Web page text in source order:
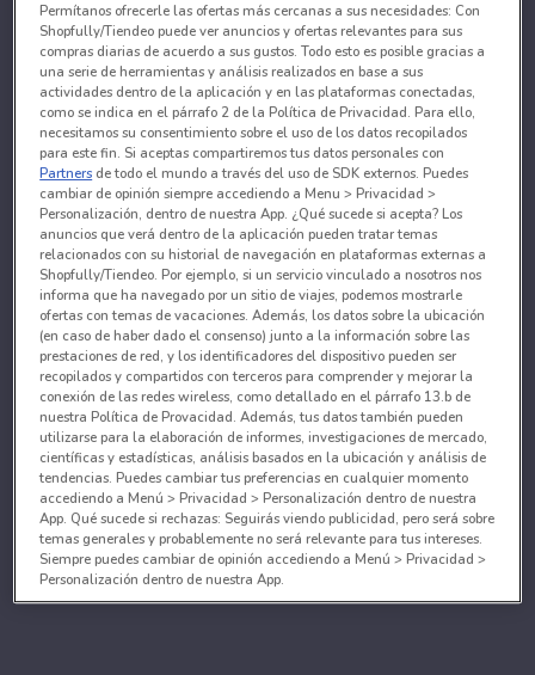
Permítanos ofrecerle las ofertas más cercanas a sus necesidades: Con
Shopfully/Tiendeo puede ver anuncios y ofertas relevantes para sus
compras diarias de acuerdo a sus gustos. Todo esto es posible gracias a
una serie de herramientas y análisis realizados en base a sus
actividades dentro de la aplicación y en las plataformas conectadas,
como se indica en el párrafo 2 de la Política de Privacidad. Para ello,
necesitamos su consentimiento sobre el uso de los datos recopilados
para este fin. Si aceptas compartiremos tus datos personales con
Partners de todo el mundo a través del uso de SDK externos. Puedes
cambiar de opinión siempre accediendo a Menu > Privacidad >
Personalización, dentro de nuestra App. ¿Qué sucede si acepta? Los
anuncios que verá dentro de la aplicación pueden tratar temas
relacionados con su historial de navegación en plataformas externas a
Shopfully/Tiendeo. Por ejemplo, si un servicio vinculado a nosotros nos
informa que ha navegado por un sitio de viajes, podemos mostrarle
ofertas con temas de vacaciones. Además, los datos sobre la ubicación
(en caso de haber dado el consenso) junto a la información sobre las
prestaciones de red, y los identificadores del dispositivo pueden ser
recopilados y compartidos con terceros para comprender y mejorar la
conexión de las redes wireless, como detallado en el párrafo 13.b de
nuestra Política de Provacidad. Además, tus datos también pueden
utilizarse para la elaboración de informes, investigaciones de mercado,
científicas y estadísticas, análisis basados en la ubicación y análisis de
tendencias. Puedes cambiar tus preferencias en cualquier momento
accediendo a Menú > Privacidad > Personalización dentro de nuestra
App. Qué sucede si rechazas: Seguirás viendo publicidad, pero será sobre
temas generales y probablemente no será relevante para tus intereses.
Siempre puedes cambiar de opinión accediendo a Menú > Privacidad >
Personalización dentro de nuestra App.